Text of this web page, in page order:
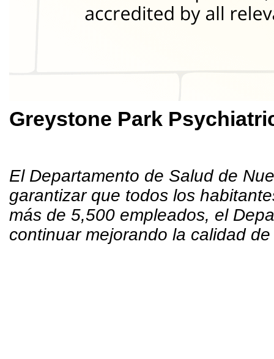
Greystone Park
El Departamento de Salud de
garantizar que todos los
más de 5,500 empleados, el
continuar mejorando la calidad